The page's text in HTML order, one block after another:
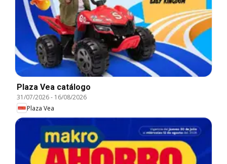
Plaza Vea catálogo
31/07/2026- 16/08/2026
Plaza Vea